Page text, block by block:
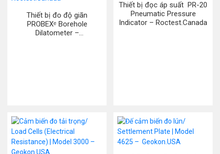
Thiết bị đo độ giãn
PROBEXᵉ Borehole
Dilatometer –
Thiết bị đọc áp suất PR-20
Pneumatic Pressure
Indicator – Roctest.Canada